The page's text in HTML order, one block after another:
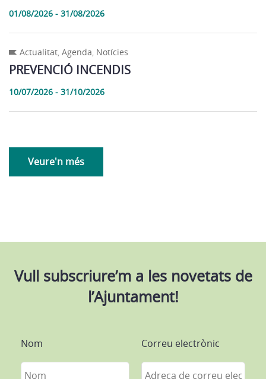
01/08/2026 - 31/08/2026
Actualitat, Agenda, Notícies
PREVENCIÓ INCENDIS
10/07/2026 - 31/10/2026
Veure'n més
Vull subscriure’m a les novetats de
l’Ajuntament!
Nom Correu electrònic